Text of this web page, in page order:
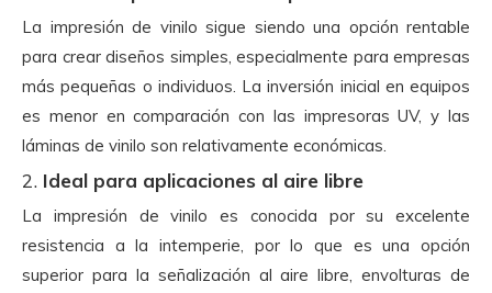
La impresión de vinilo sigue siendo una opción rentable
para crear diseños simples, especialmente para empresas
más pequeñas o individuos. La inversión inicial en equipos
es menor en comparación con las impresoras UV, y las
láminas de vinilo son relativamente económicas.
2. Ideal para aplicaciones al aire libre
La impresión de vinilo es conocida por su excelente
resistencia a la intemperie, por lo que es una opción
superior para la señalización al aire libre, envolturas de